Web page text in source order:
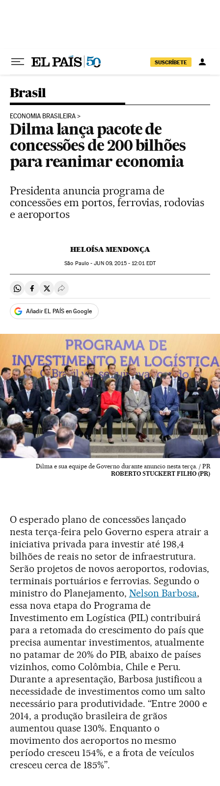
SUSCRÍBETE
Brasil
ECONOMIA BRASILEIRA
Dilma lança pacote de
concessões de 200 bilhões
para reanimar economia
Presidenta anuncia programa de
concessões em portos, ferrovias, rodovias
e aeroportos
HELOÍSA MENDONÇA
São Paulo -JUN09, 2015 - 12:01EDT
Compartir en Whatsapp
Compartir en Facebook
Compartir en Twitter
Desplegar Redes Sociales
Añadir EL PAÍS en Google
Dilma e sua equipe de Governo durante anuncio nesta terça. / PR
ROBERTO STUCKERT FILHO (PR)
O esperado plano de concessões lançado
nesta terça-feira pelo Governo espera atrair a
iniciativa privada para investir até 198,4
bilhões de reais no setor de infraestrutura.
Serão projetos de novos aeroportos, rodovias,
terminais portuários e ferrovias. Segundo o
ministro do Planejamento, Nelson Barbosa,
essa nova etapa do Programa de
Investimento em Logística (PIL) contribuirá
para a retomada do crescimento do país que
precisa aumentar investimentos, atualmente
no patamar de 20% do PIB, abaixo de países
vizinhos, como Colômbia, Chile e Peru.
Durante a apresentação, Barbosa justificou a
necessidade de investimentos como um salto
necessário para produtividade. “Entre 2000 e
2014, a produção brasileira de grãos
aumentou quase 130%. Enquanto o
movimento dos aeroportos no mesmo
período cresceu 154%, e a frota de veículos
cresceu cerca de 185%”.